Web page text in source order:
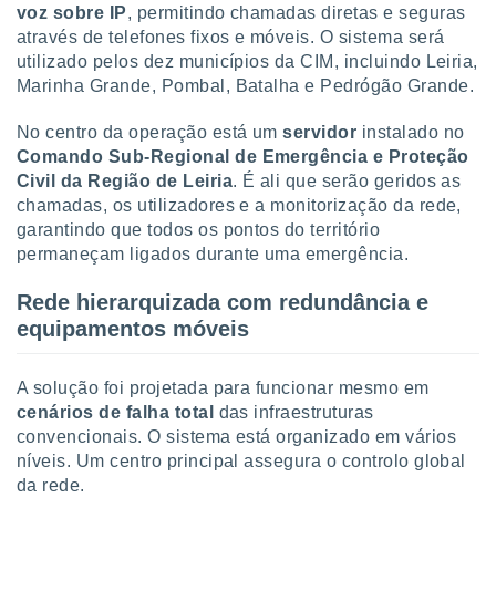
não
cookies
ou
Pode
de
através
nós e
únicos
voz sobre IP, permitindo chamadas diretas e seguras
através de telefones fixos e móveis. O sistema será
utilizado pelos dez municípios da CIM, incluindo Leiria,
Marinha Grande, Pombal, Batalha e Pedrógão Grande.
No centro da operação está umservidor instalado no
Comando Sub-Regional de Emergência e Proteção
Civil da Região de Leiria. É ali que serão geridos as
chamadas, os utilizadores e a monitorização da rede,
garantindo que todos os pontos do território
permaneçam ligados durante uma emergência.
Rede hierarquizada com redundância e
equipamentos móveis
A solução foi projetada para funcionar mesmo em
cenários de falha total das infraestruturas
convencionais. O sistema está organizado em vários
níveis. Um centro principal assegura o controlo global
da rede.